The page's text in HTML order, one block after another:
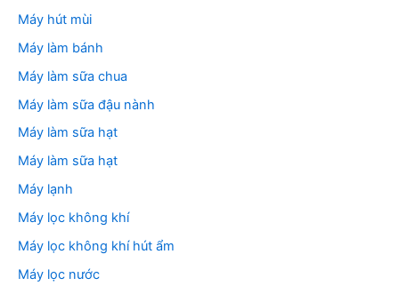
Máy hút mùi
Máy làm bánh
Máy làm sữa chua
Máy làm sữa đậu nành
Máy làm sữa hạt
Máy làm sữa hạt
Máy lạnh
Máy lọc không khí
Máy lọc không khí hút ẩm
Máy lọc nước